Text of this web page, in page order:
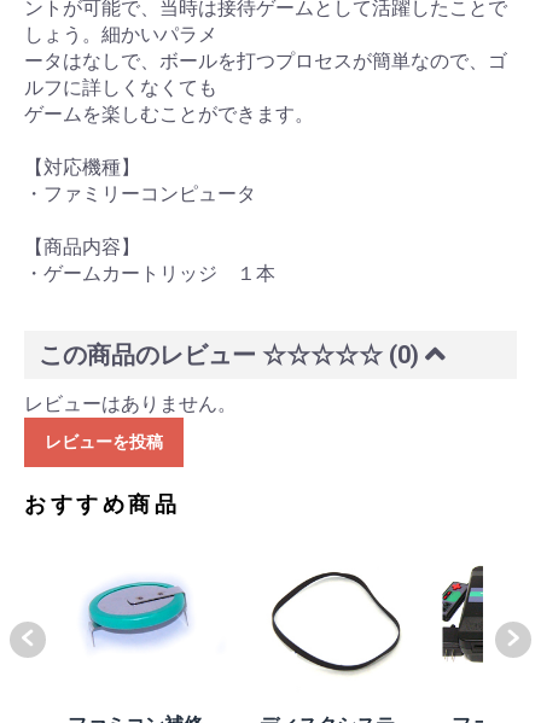
ントが可能で、当時は接待ゲームとして活躍したことで
しょう。細かいパラメ
ータはなしで、ボールを打つプロセスが簡単なので、ゴ
ルフに詳しくなくても
ゲームを楽しむことができます。
【対応機種】
・ファミリーコンピュータ
【商品内容】
・ゲームカートリッジ １本
この商品のレビュー ☆☆☆☆☆ (0)
レビューはありません。
レビューを投稿
おすすめ商品